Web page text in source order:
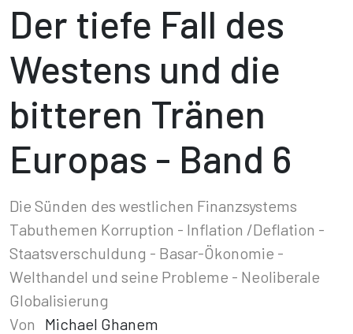
Der tiefe Fall des
Westens und die
bitteren Tränen
Europas - Band 6
Die Sünden des westlichen Finanzsystems
Tabuthemen Korruption - Inflation /Deflation -
Staatsverschuldung - Basar-Ökonomie -
Welthandel und seine Probleme - Neoliberale
Globalisierung
Von
Michael Ghanem